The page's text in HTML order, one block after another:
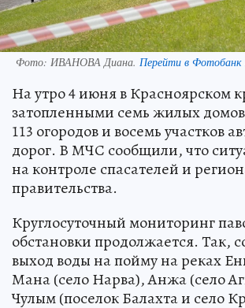
Фото: ИВАНОВА Диана. Перейти в
На утро 4 июня в Красноярском
затопленными семь жилых
113 огородов и восемь участков
дорог. В МЧС сообщили, что
на контроле спасателей и
правительства.
Круглосуточный мониторинг
обстановки продолжается. Так,
выход воды на пойму на реках
Мана (село Нарва), Анжа (село
Чулым (поселок Балахта и село